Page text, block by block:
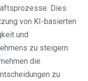
Dies
von KI-basierten
und
zu steigern.
die
zu